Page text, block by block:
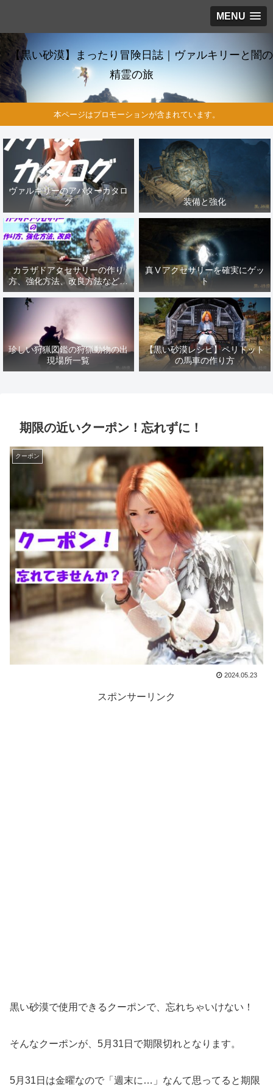
MENU
【黒い砂漠】まったり冒険日誌｜ヴァルキリーと闇の
精霊の旅
本ページはプロモーションが含まれています。
ヴァルキリーのアバターカタロ
グ
装備と強化
カラザドアクセサリーの作り
方、強化方法、改良方法などま
とめ【黒い砂漠冒険日誌１４１
真Ⅴアクセサリーを確実にゲッ
ト
珍しい狩猟図鑑の狩猟動物の出
現場所一覧
【黒い砂漠レシピ】ペリドット
の馬車の作り方
期限の近いクーポン！忘れずに！
クーポン
2024.05.23
スポンサーリンク
黒い砂漠で使用できるクーポンで、忘れちゃいけない！
そんなクーポンが、5月31日で期限切れとなります。
5月31日は金曜なので「週末に…」なんて思ってると期限